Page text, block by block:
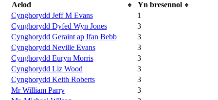
Aelod
Yn bresennol
Cynghorydd Jeff M Evans
1
Cynghorydd Dyfed Wyn Jones
3
Cynghorydd Geraint ap Ifan Bebb
3
Cynghorydd Neville Evans
3
Cynghorydd Euryn Morris
3
Cynghorydd Liz Wood
3
Cynghorydd Keith Roberts
3
Mr William Parry
3